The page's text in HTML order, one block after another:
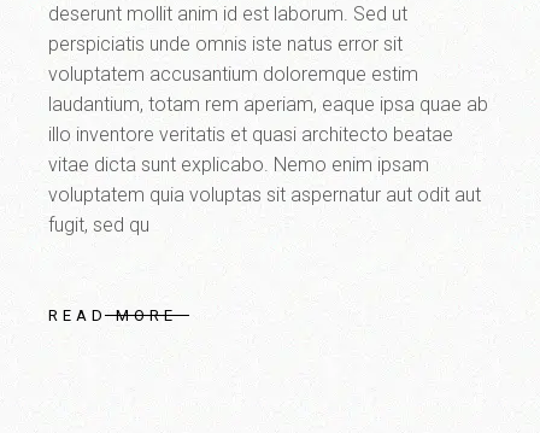
deserunt mollit anim id est laborum. Sed ut
perspiciatis unde omnis iste natus error sit
voluptatem accusantium doloremque estim
laudantium, totam rem aperiam, eaque ipsa quae ab
illo inventore veritatis et quasi architecto beatae
vitae dicta sunt explicabo. Nemo enim ipsam
voluptatem quia voluptas sit aspernatur aut odit aut
fugit, sed qu
READ MORE